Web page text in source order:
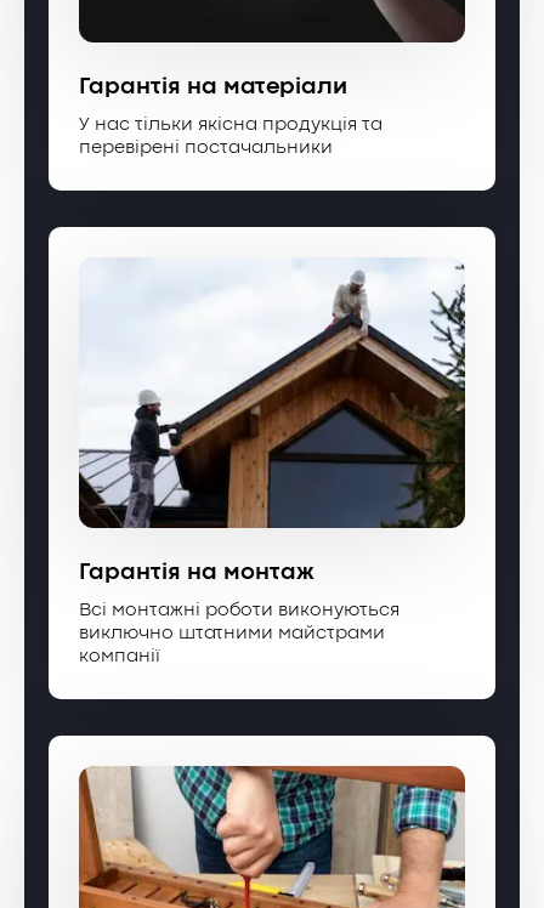
Гарантія на матеріали
У нас тільки якісна продукція та
перевірені постачальники
Гарантія на монтаж
Всі монтажні роботи виконуються
виключно штатними майстрами
компанії